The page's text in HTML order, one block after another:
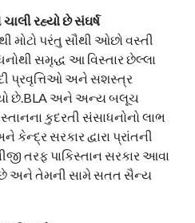
રહ્યો છે સંઘર્ષ
મોટો પરંતુ સૌથી ઓછો વસ્તી
સમૃદ્ધ આ વિસ્તાર છેલ્લા
પ્રવૃત્તિઓ અને સશસ્ત્ર
છે.BLA અને અન્ય બલૂચ
કુદરતી સંસાધનોનો લાભ
સરકાર દ્વારા પ્રાંતની
તરફ પાકિસ્તાન સરકાર આવા
અને તેમની સામે સતત સૈન્ય